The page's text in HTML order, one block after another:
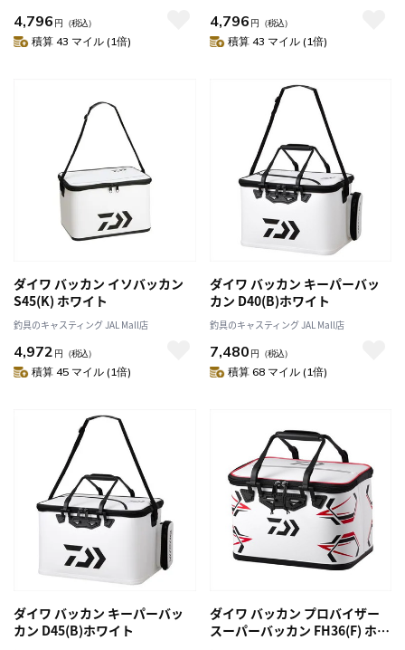
4,796 円 （税込）
積算 43 マイル (1倍)
4,796 円 （税込）
積算 43 マイル (1倍)
ダイワ バッカン イソバッカン
S45(K) ホワイト
釣具のキャスティング JAL Mall店
4,972 円 （税込）
積算 45 マイル (1倍)
ダイワ バッカン キーパーバッ
カン D40(B)ホワイト
釣具のキャスティング JAL Mall店
7,480 円 （税込）
積算 68 マイル (1倍)
ダイワ バッカン キーパーバッ
カン D45(B)ホワイト
ダイワ バッカン プロバイザー
スーパーバッカン FH36(F) ホワ